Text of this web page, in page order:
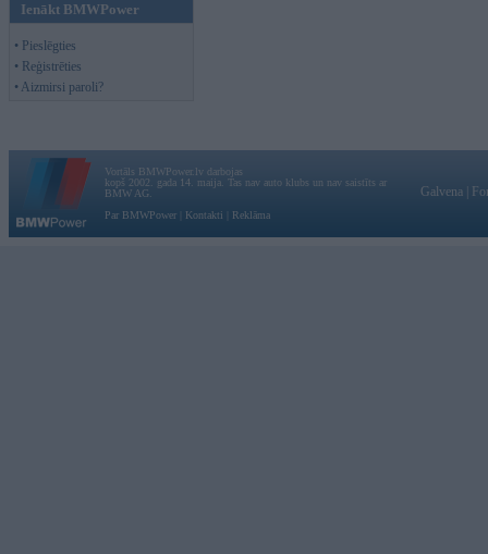
Ienākt BMWPower
• Pieslēgties
• Reģistrēties
• Aizmirsi paroli?
Vortāls BMWPower.lv darbojas
kopš 2002. gada 14. maija. Tas nav auto klubs un nav saistīts ar
BMW AG.
Par BMWPower
Kontakti Reklāma
Galvena